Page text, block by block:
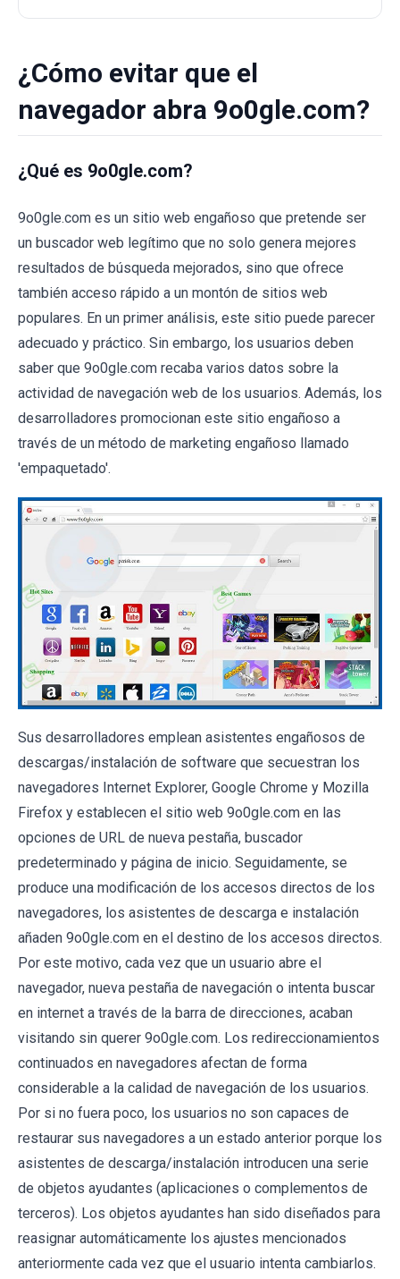
¿Cómo evitar que el
navegador abra 9o0gle.com?
¿Qué es 9o0gle.com?
9o0gle.com es un sitio web engañoso que pretende ser
un buscador web legítimo que no solo genera mejores
resultados de búsqueda mejorados, sino que ofrece
también acceso rápido a un montón de sitios web
populares. En un primer análisis, este sitio puede parecer
adecuado y práctico. Sin embargo, los usuarios deben
saber que 9o0gle.com recaba varios datos sobre la
actividad de navegación web de los usuarios. Además, los
desarrolladores promocionan este sitio engañoso a
través de un método de marketing engañoso llamado
'empaquetado'.
Sus desarrolladores emplean asistentes engañosos de
descargas/instalación de software que secuestran los
navegadores Internet Explorer, Google Chrome y Mozilla
Firefox y establecen el sitio web 9o0gle.com en las
opciones de URL de nueva pestaña, buscador
predeterminado y página de inicio. Seguidamente, se
produce una modificación de los accesos directos de los
navegadores, los asistentes de descarga e instalación
añaden 9o0gle.com en el destino de los accesos directos.
Por este motivo, cada vez que un usuario abre el
navegador, nueva pestaña de navegación o intenta buscar
en internet a través de la barra de direcciones, acaban
visitando sin querer 9o0gle.com. Los redireccionamientos
continuados en navegadores afectan de forma
considerable a la calidad de navegación de los usuarios.
Por si no fuera poco, los usuarios no son capaces de
restaurar sus navegadores a un estado anterior porque los
asistentes de descarga/instalación introducen una serie
de objetos ayudantes (aplicaciones o complementos de
terceros). Los objetos ayudantes han sido diseñados para
reasignar automáticamente los ajustes mencionados
anteriormente cada vez que el usuario intenta cambiarlos.